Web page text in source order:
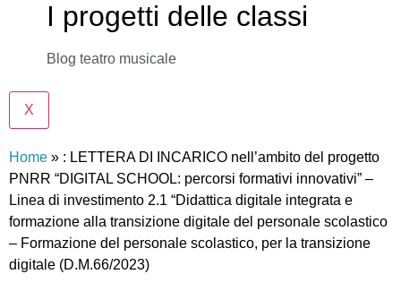
I progetti delle classi
Blog teatro musicale
X
Home » : LETTERA DI INCARICO nell’ambito del progetto
PNRR “DIGITAL SCHOOL: percorsi formativi innovativi” –
Linea di investimento 2.1 “Didattica digitale integrata e
formazione alla transizione digitale del personale scolastico
– Formazione del personale scolastico, per la transizione
digitale (D.M.66/2023)